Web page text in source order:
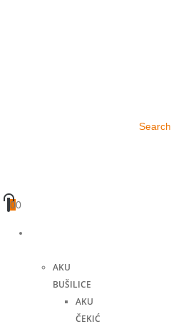
Search
00
AKU
BUŠILICE
AKU
ČEKIĆ